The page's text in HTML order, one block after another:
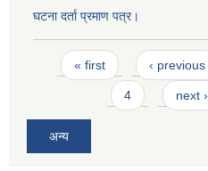
घटना दर्ता प्रमाण पत्र।
Pages
« first ‹ previous
4 next ›
अन्य